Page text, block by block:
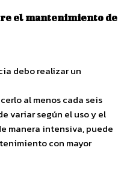
el mantenimiento de
debo realizar un
al menos cada seis
variar según el uso y el
manera intensiva, puede
con mayor